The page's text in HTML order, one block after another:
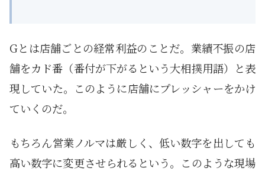
Gとは店舗ごとの経常利益のことだ。業績不振の店
舗をカド番（番付が下がるという大相撲用語）と表
現していた。このように店舗にプレッシャーをかけ
ていくのだ。
もちろん営業ノルマは厳しく、低い数字を出しても
高い数字に変更させられるという。このような現場